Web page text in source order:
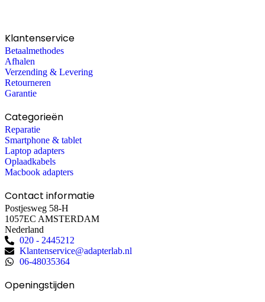
Klantenservice
Betaalmethodes
Afhalen
Verzending & Levering
Retourneren
Garantie
Categorieën
Reparatie
Smartphone & tablet
Laptop adapters
Oplaadkabels
Macbook adapters
Contact informatie
Postjesweg 58-H
1057EC AMSTERDAM
Nederland
020 - 2445212
Klantenservice@adapterlab.nl
06-48035364
Openingstijden